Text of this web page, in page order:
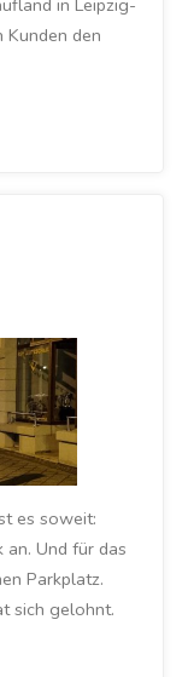
in Leipzig-
Kunden den
es soweit:
Und für das
Parkplatz.
sich gelohnt.